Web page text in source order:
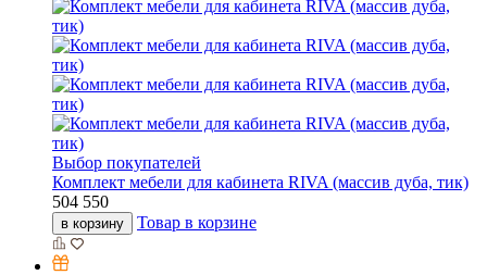
Выбор покупателей
Комплект мебели для кабинета RIVA (массив дуба, тик)
504 550
в корзину Товар в корзине